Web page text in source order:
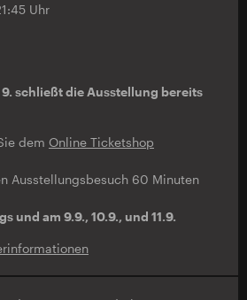
Uhr
9. schließt die Ausstellung bereits
dem Online Ticketshop
Ausstellungsbesuch 60 Minuten
und am 9.9., 10.9., und 11.9.